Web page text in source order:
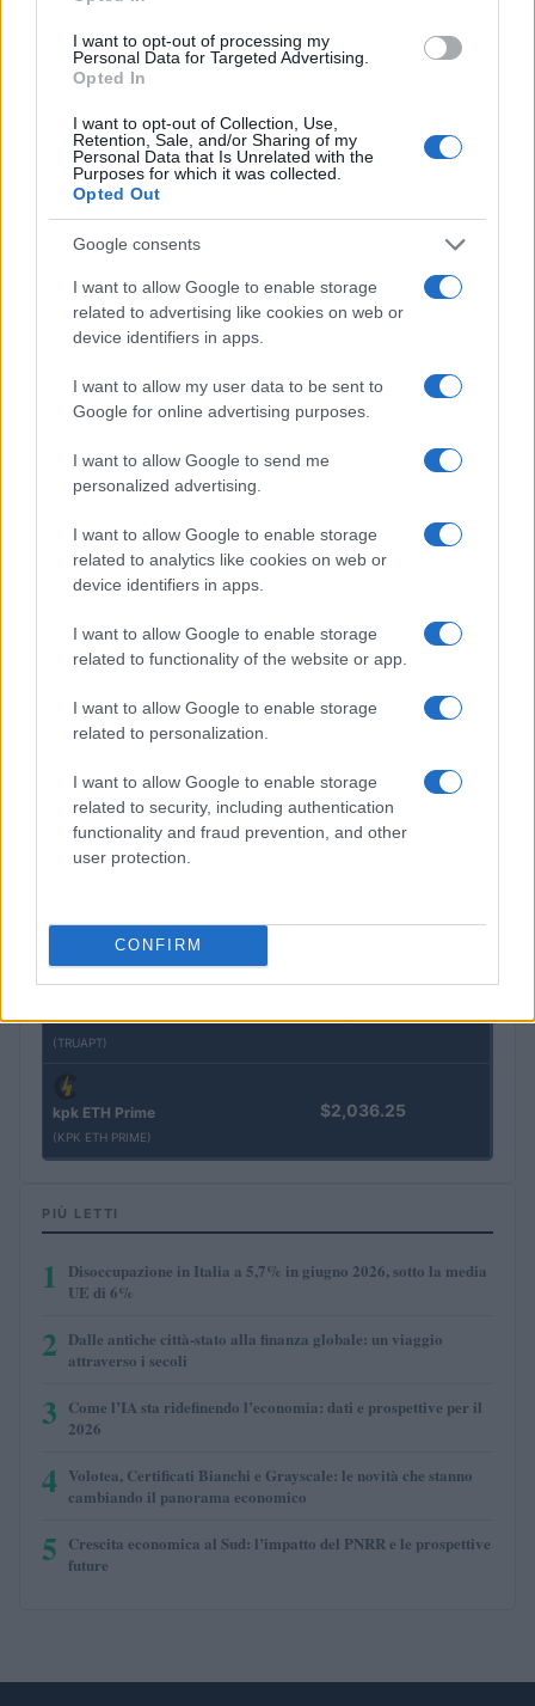
I want to opt-out of processing my
Personal Data for Targeted Advertising.
Opted In
I want to opt-out of Collection, Use,
Retention, Sale, and/or Sharing of my
Personal Data that Is Unrelated with the
Purposes for which it was collected.
Opted Out
Google consents
I want to allow Google to enable storage
related to advertising like cookies on web or
device identifiers in apps.
I want to allow my user data to be sent to
Google for online advertising purposes.
I want to allow Google to send me
personalized advertising.
I want to allow Google to enable storage
related to analytics like cookies on web or
device identifiers in apps.
I want to allow Google to enable storage
related to functionality of the website or app.
I want to allow Google to enable storage
related to personalization.
I want to allow Google to enable storage
related to security, including authentication
functionality and fraud prevention, and other
user protection.
CONFIRM
QUOTAZIONI CRYPTO
Nome Prezzo
Eureka Bridged PAX
(PAXG)
$4,187.30
Kinza Babylon Staked
BTC
Morpho Vault
Epoch Island
(EPOCH)
$0.032
Stride Staked Injective
(STINJ)
$16.49
Vested XOR
JDB
(JDB)
$0.022
FibSwap DEX $0.0085
TruFin Staked APT
(TRUAPT)
$8.02
kpk ETH Prime
(KPK ETH PRIME)
$2,036.25
PIÙ LETTI
1
Disoccupazione in Italia a 5,7% in giugno 2026, sotto la media
UE di 6%
2 Dalle antiche città-stato alla finanza globale: un viaggio
attraverso i secoli
3 Come l’IA sta ridefinendo l’economia: dati e prospettive per il
2026
4 Volotea, Certificati Bianchi e Grayscale: le novità che stanno
cambiando il panorama economico
5 Crescita economica al Sud: l’impatto del PNRR e le prospettive
future